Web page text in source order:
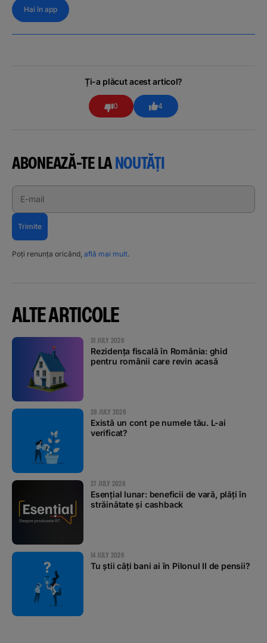
Hai în app
Ți-a plăcut acest articol?
0 4
ABONEAZĂ-TE LANOUTĂȚI
E-mail
Trimite
Poți renunța oricând, află mai mult.
ALTE ARTICOLE
31 JULY 2026
Rezidența fiscală în România: ghid
pentru românii care revin acasă
28 JULY 2026
Există un cont pe numele tău. L-ai
verificat?
27 JULY 2026
Esențial lunar: beneficii de vară, plăți în
străinătate și cashback
14 JULY 2026
Tu știi câți bani ai în Pilonul II de pensii?